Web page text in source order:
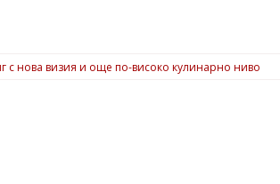
с нова визия и още по-високо кулинарно ниво